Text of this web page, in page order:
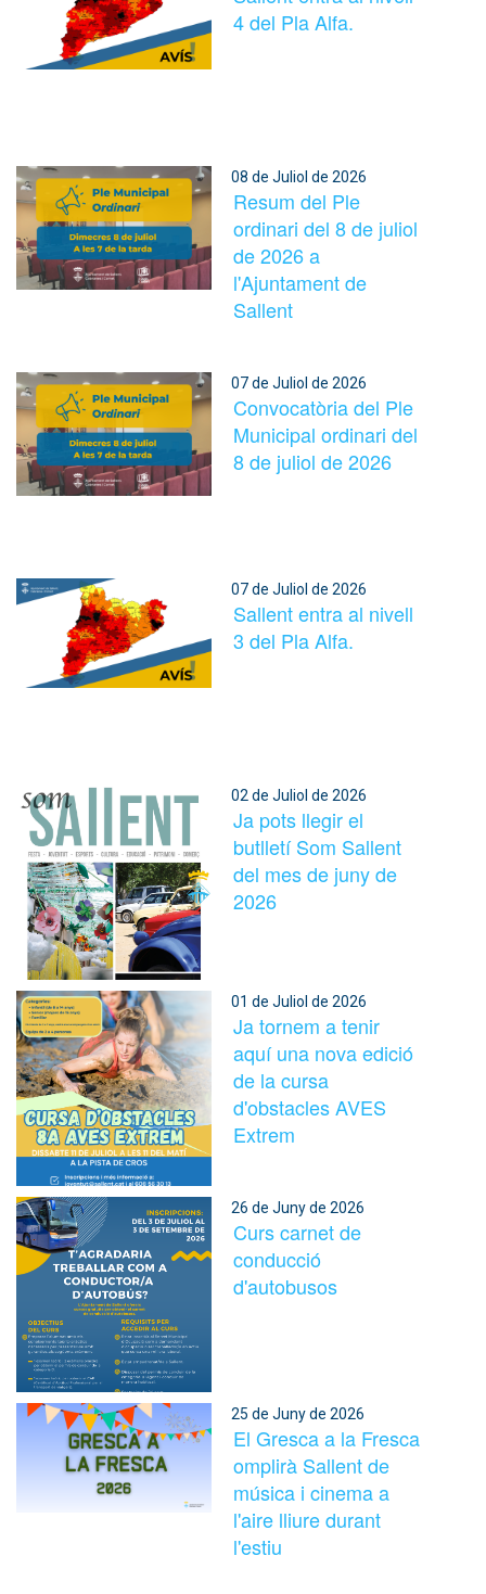
4 del Pla Alfa.
08 de Juliol de 2026
Resum del Ple
ordinari del 8 de juliol
de 2026 a
l'Ajuntament de
Sallent
07 de Juliol de 2026
Convocatòria del Ple
Municipal ordinari del
8 de juliol de 2026
07 de Juliol de 2026
Sallent entra al nivell
3 del Pla Alfa.
02 de Juliol de 2026
Ja pots llegir el
butlletí Som Sallent
del mes de juny de
2026
01 de Juliol de 2026
Ja tornem a tenir
aquí una nova edició
de la cursa
d'obstacles AVES
Extrem
26 de Juny de 2026
Curs carnet de
conducció
d'autobusos
25 de Juny de 2026
El Gresca a la Fresca
omplirà Sallent de
música i cinema a
l'aire lliure durant
l'estiu